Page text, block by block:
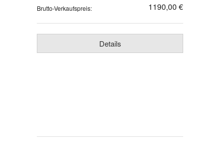
Brutto-Verkaufspreis: 1190,00 €
Details